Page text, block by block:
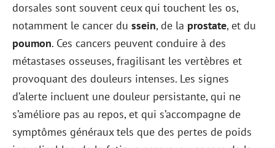
dorsales sont souvent ceux qui touchent les os,
notamment le cancer du ssein, de la prostate, et du
poumon. Ces cancers peuvent conduire à des
métastases osseuses, fragilisant les vertèbres et
provoquant des douleurs intenses. Les signes
d’alerte incluent une douleur persistante, qui ne
s’améliore pas au repos, et qui s’accompagne de
symptômes généraux tels que des pertes de poids